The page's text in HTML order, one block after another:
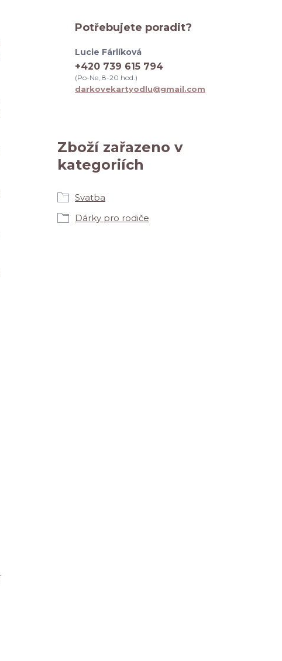
Zboží zařazeno v
kategoriích
Svatba
Dárky pro rodiče
Potřebujete poradit?
Lucie Fárlíková
+420 739 615 794
(Po-Ne, 8-20 hod.)
darkovekartyodlu@gmail.com